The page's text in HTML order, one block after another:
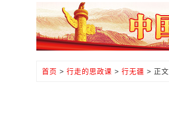
首页 > 行走的思政课 > 行无疆 > 正文